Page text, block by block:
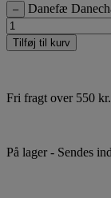
– Danefæ
Tilføj til kurv
Fri fragt over 550 kr.
På lager - Sendes